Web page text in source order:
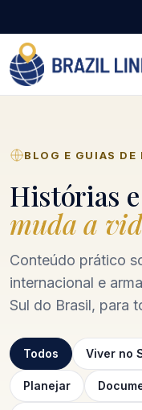
BLOG E GUIAS DE
Histórias
muda a
Conteúdo prático
internacional e
Sul do Brasil, para
Todos Viver no
Planejar